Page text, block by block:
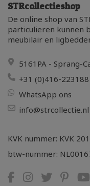
STRcollectieshop
De online shop van
particulieren kunnen
meubilair en
5161PA - Sprang-
+31 (0)416-223188
WhatsApp ons
info@strcollectie.nl
KVK nummer: KVK
btw-nummer: